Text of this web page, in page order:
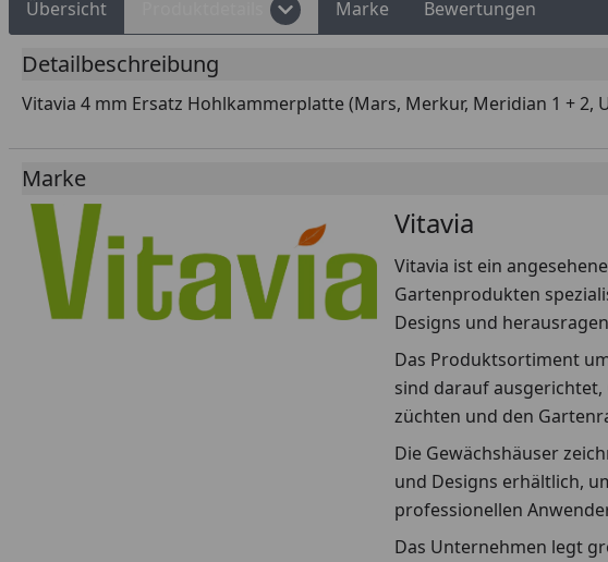
Übersicht Marke Bewertungen
Detailbeschreibung
Vitavia 4 mm Ersatz Hohlkammerplatte (Mars, Merkur, Meridian 1 + 2,
Marke
Vitavia
Vitavia ist ein
Gartenprodukten
Designs und
Das Produktsortiment
sind darauf
züchten und den
Die Gewächshäuser
und Designs erhältlich,
professionellen
Das Unternehmen legt